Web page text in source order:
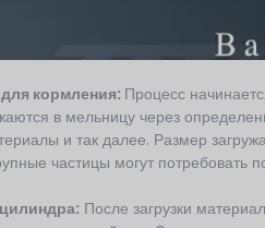
кормления: Процесс
в мельницу через
и так далее. Размер
частицы могут потребовать
После загрузки